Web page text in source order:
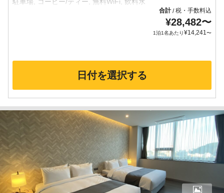
合計/税・手数料込
¥28,482〜
1泊1名あたり¥14,241〜
日付を選択する